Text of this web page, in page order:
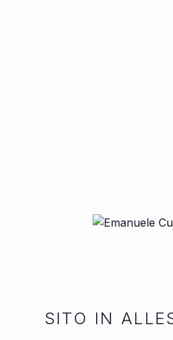
SITO IN